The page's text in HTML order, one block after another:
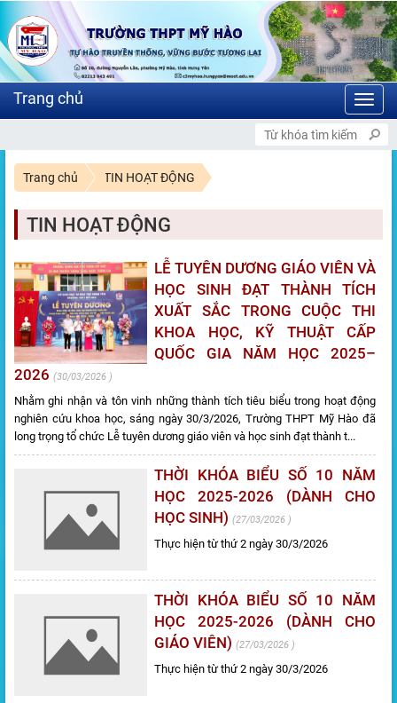
CHÀO MỪNG BẠN ĐẾN VỚI
Trang chủ TIN HOẠT ĐỘNG
TIN HOẠT ĐỘNG
LỄ TUYÊN DƯƠNG GIÁO VIÊN VÀ
HỌC SINH ĐẠT THÀNH TÍCH
XUẤT SẮC TRONG CUỘC THI
KHOA HỌC, KỸ THUẬT CẤP
QUỐC GIA NĂM HỌC 2025–
2026
30/03/2026
Nhằm ghi nhận và tôn vinh những thành tích tiêu biểu trong hoạt động
nghiên cứu khoa học, sáng ngày 30/3/2026, Trường THPT Mỹ Hào đã
long trọng tổ chức Lễ tuyên dương giáo viên và học sinh đạt thành t...
THỜI KHÓA BIỂU SỐ 10 NĂM
HỌC 2025-2026 (DÀNH CHO
HỌC SINH)
27/03/2026
Thực hiện từ thứ 2 ngày 30/3/2026
THỜI KHÓA BIỂU SỐ 10 NĂM
HỌC 2025-2026 (DÀNH CHO
GIÁO VIÊN)
27/03/2026
Thực hiện từ thứ 2 ngày 30/3/2026